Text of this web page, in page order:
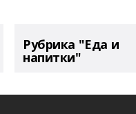
Рубрика "Еда и
напитки"